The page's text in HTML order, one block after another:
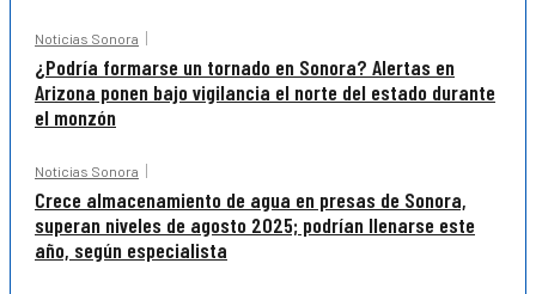
Noticias Sonora
¿Podría formarse un tornado en Sonora? Alertas en
Arizona ponen bajo vigilancia el norte del estado durante
el monzón
Noticias Sonora
Crece almacenamiento de agua en presas de Sonora,
superan niveles de agosto 2025; podrían llenarse este
año, según especialista